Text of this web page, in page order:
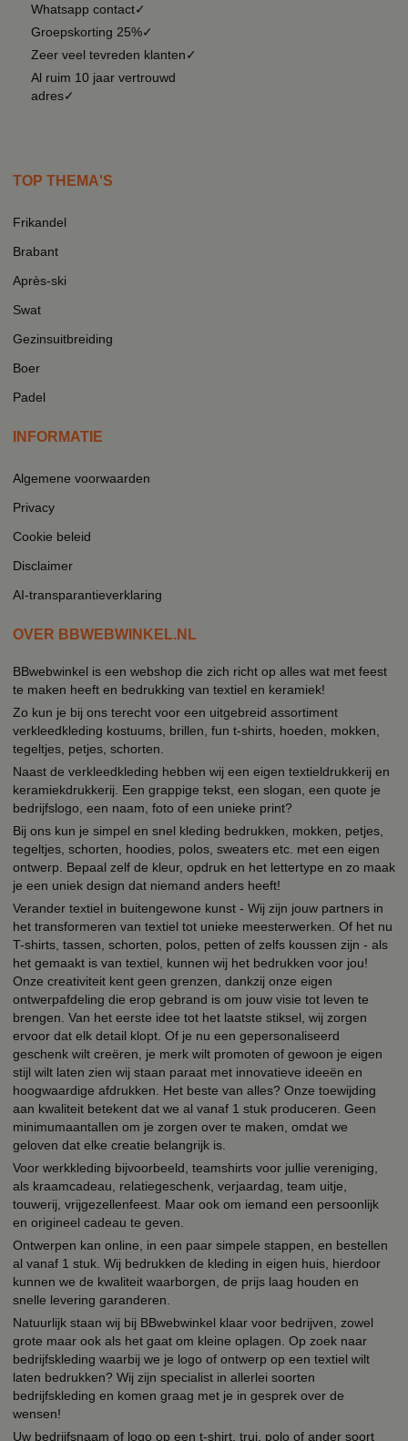
Whatsapp contact✓
Groepskorting 25%✓
Zeer veel tevreden klanten✓
Al ruim 10 jaar vertrouwd
adres✓
TOP THEMA'S
Frikandel
Brabant
Après-ski
Swat
Gezinsuitbreiding
Boer
Padel
INFORMATIE
Algemene voorwaarden
Privacy
Cookie beleid
Disclaimer
AI-transparantieverklaring
OVER BBWEBWINKEL.NL
BBwebwinkel is een webshop die zich richt op alles wat met feest
te maken heeft en bedrukking van textiel en keramiek!
Zo kun je bij ons terecht voor een uitgebreid assortiment
verkleedkleding kostuums, brillen, fun t-shirts, hoeden, mokken,
tegeltjes, petjes, schorten.
Naast de verkleedkleding hebben wij een eigen textieldrukkerij en
keramiekdrukkerij. Een grappige tekst, een slogan, een quote je
bedrijfslogo, een naam, foto of een unieke print?
Bij ons kun je simpel en snel kleding bedrukken, mokken, petjes,
tegeltjes, schorten, hoodies, polos, sweaters etc. met een eigen
ontwerp. Bepaal zelf de kleur, opdruk en het lettertype en zo maak
je een uniek design dat niemand anders heeft!
Verander textiel in buitengewone kunst - Wij zijn jouw partners in
het transformeren van textiel tot unieke meesterwerken. Of het nu
T-shirts, tassen, schorten, polos, petten of zelfs koussen zijn - als
het gemaakt is van textiel, kunnen wij het bedrukken voor jou!
Onze creativiteit kent geen grenzen, dankzij onze eigen
ontwerpafdeling die erop gebrand is om jouw visie tot leven te
brengen. Van het eerste idee tot het laatste stiksel, wij zorgen
ervoor dat elk detail klopt. Of je nu een gepersonaliseerd
geschenk wilt creëren, je merk wilt promoten of gewoon je eigen
stijl wilt laten zien wij staan paraat met innovatieve ideeën en
hoogwaardige afdrukken. Het beste van alles? Onze toewijding
aan kwaliteit betekent dat we al vanaf 1 stuk produceren. Geen
minimumaantallen om je zorgen over te maken, omdat we
geloven dat elke creatie belangrijk is.
Voor werkkleding bijvoorbeeld, teamshirts voor jullie vereniging,
als kraamcadeau, relatiegeschenk, verjaardag, team uitje,
touwerij, vrijgezellenfeest. Maar ook om iemand een persoonlijk
en origineel cadeau te geven.
Ontwerpen kan online, in een paar simpele stappen, en bestellen
al vanaf 1 stuk. Wij bedrukken de kleding in eigen huis, hierdoor
kunnen we de kwaliteit waarborgen, de prijs laag houden en
snelle levering garanderen.
Natuurlijk staan wij bij BBwebwinkel klaar voor bedrijven, zowel
grote maar ook als het gaat om kleine oplagen. Op zoek naar
bedrijfskleding waarbij we je logo of ontwerp op een textiel wilt
laten bedrukken? Wij zijn specialist in allerlei soorten
bedrijfskleding en komen graag met je in gesprek over de
wensen!
Uw bedrijfsnaam of logo op een t-shirt, trui, polo of ander soort